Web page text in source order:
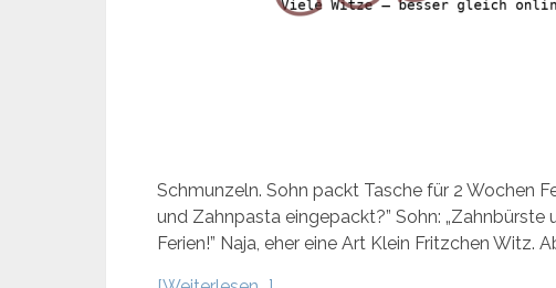
Schmunzeln. Sohn packt Tasche für 2 Wochen
und Zahnpasta eingepackt?” Sohn:
Ferien!” Naja, eher eine Art Klein Fritzchen Witz.